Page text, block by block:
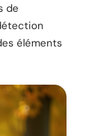
de
éléments